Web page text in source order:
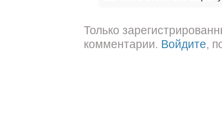
Только
комментарии. Войдите,